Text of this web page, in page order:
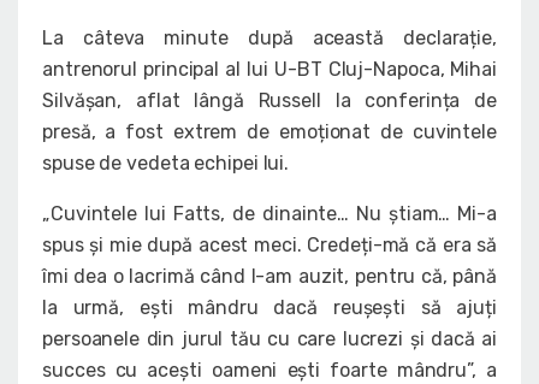
La câteva minute după această declarație,
antrenorul principal al lui U-BT Cluj-Napoca, Mihai
Silvășan, aflat lângă Russell la conferința de
presă, a fost extrem de emoționat de cuvintele
spuse de vedeta echipei lui.
„Cuvintele lui Fatts, de dinainte… Nu știam… Mi-a
spus și mie după acest meci. Credeți-mă că era să
îmi dea o lacrimă când l-am auzit, pentru că, până
la urmă, ești mândru dacă reușești să ajuți
persoanele din jurul tău cu care lucrezi și dacă ai
succes cu acești oameni ești foarte mândru”, a